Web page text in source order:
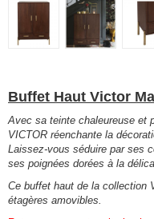
Buffet Haut Victor
Avec sa teinte chaleureuse et
VICTOR réenchante la
Laissez-vous séduire par ses
ses poignées dorées à la
Ce buffet haut de la collection
étagères amovibles.